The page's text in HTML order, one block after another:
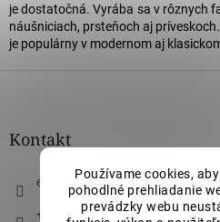
Používame cookies,
pohodlné prehliadanie
prevádzky webu
je dostatočná. Vyrába sa v rôznych
náušniciach, prsteňoch aj
je populárny v modernom aj
Kontakt
eshop @ lillianvassago.sk
+421 911 490 710